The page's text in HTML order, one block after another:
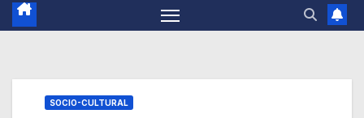
SOCIO-CULTURAL